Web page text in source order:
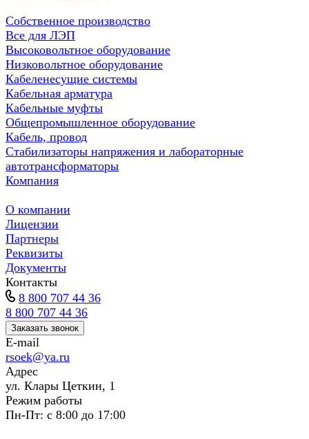
Собственное производство
Все для ЛЭП
Высоковольтное оборудование
Низковольтное оборудование
Кабеленесущие системы
Кабельная арматура
Кабельные муфты
Общепромышленное оборудование
Кабель, провод
Стабилизаторы напряжения и лабораторные
автотрансформаторы
Компания
О компании
Лицензии
Партнеры
Реквизиты
Документы
Контакты
8 800 707 44 36
8 800 707 44 36
Заказать звонок
E-mail
rsoek@ya.ru
Адрес
ул. Клары Цеткин, 1
Режим работы
Пн-Пт: с 8:00 до 17:00